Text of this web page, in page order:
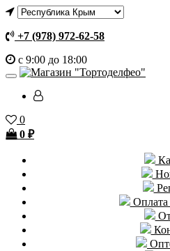
+7 (978) 972-62-58
с 9:00 до 18:00
0
0 ₽
Оплата